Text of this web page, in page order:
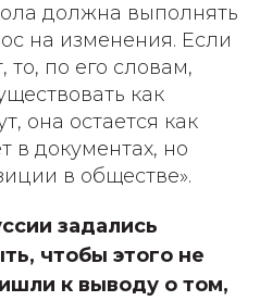
должна выполнять
на изменения. Если
то, по его словам,
как
она остается как
в документах, но
в обществе».
задались
чтобы этого не
к выводу о том,